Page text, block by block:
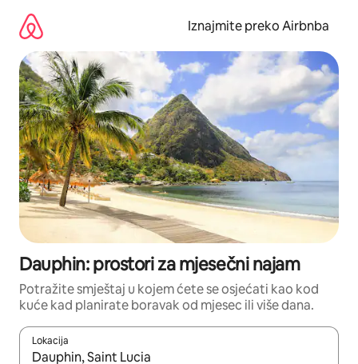
sadržaj
Iznajmite preko Airbnba
Dauphin: prostori za mjesečni najam
Potražite smještaj u kojem ćete se osjećati kao kod
kuće kad planirate boravak od mjesec ili više dana.
Lokacija
Kada budu dostupni rezultati, moći ćete ih pregledati